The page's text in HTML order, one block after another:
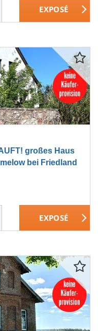
großes Haus
bei Friedland